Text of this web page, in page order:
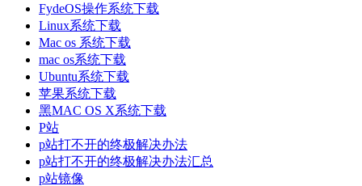
FydeOS操作系统下载
Linux系统下载
Mac os 系统下载
mac os系统下载
Ubuntu系统下载
苹果系统下载
黑MAC OS X系统下载
P站
p站打不开的终极解决办法
p站打不开的终极解决办法汇总
p站镜像